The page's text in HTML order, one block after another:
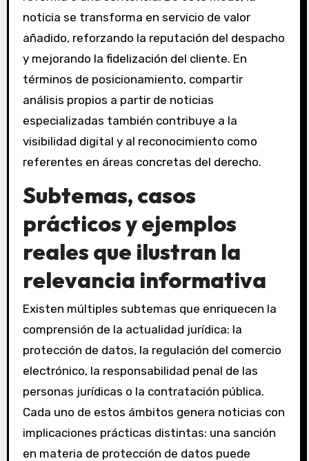
noticia se transforma en servicio de valor
añadido, reforzando la reputación del despacho
y mejorando la fidelización del cliente. En
términos de posicionamiento, compartir
análisis propios a partir de noticias
especializadas también contribuye a la
visibilidad digital y al reconocimiento como
referentes en áreas concretas del derecho.
Subtemas, casos
prácticos y ejemplos
reales que ilustran la
relevancia informativa
Existen múltiples subtemas que enriquecen la
comprensión de la actualidad jurídica: la
protección de datos, la regulación del comercio
electrónico, la responsabilidad penal de las
personas jurídicas o la contratación pública.
Cada uno de estos ámbitos genera noticias con
implicaciones prácticas distintas: una sanción
en materia de protección de datos puede